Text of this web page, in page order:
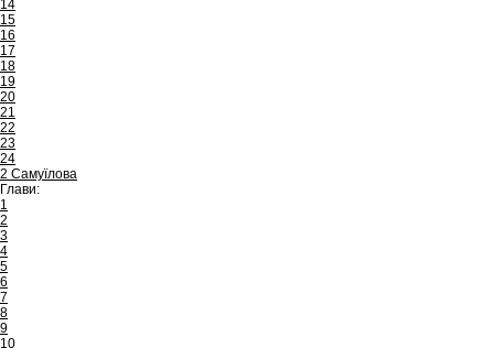
14
15
16
17
18
19
20
21
22
23
24
2 Самуїлова
Глави:
1
2
3
4
5
6
7
8
9
10